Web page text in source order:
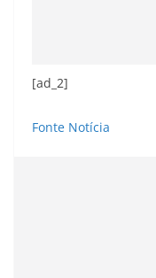
[ad_2]
Fonte Notícia